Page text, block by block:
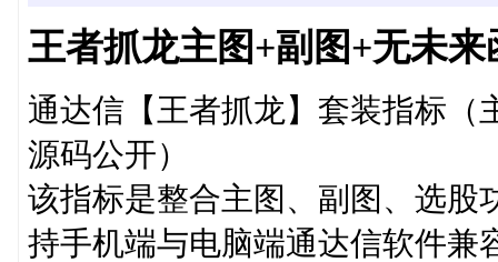
王者抓龙主图+副图+无未来
通达信【王者抓龙】套装指标（
源码公开）
该指标是整合主图、副图、选股
持手机端与电脑端通达信软件兼